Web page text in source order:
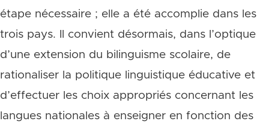
étape nécessaire ; elle a été accomplie dans les
trois pays. Il convient désormais, dans l’optique
d’une extension du bilinguisme scolaire, de
rationaliser la politique linguistique éducative et
d’effectuer les choix appropriés concernant les
langues nationales à enseigner en fonction des